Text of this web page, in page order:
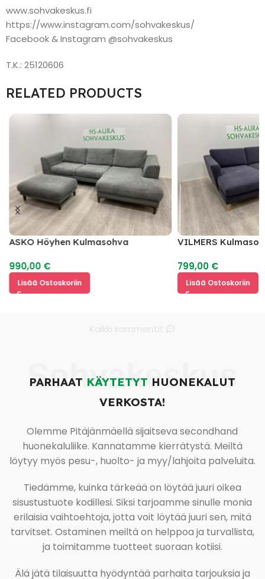
www.sohvakeskus.fi
https://www.instagram.com/sohvakeskus/
Facebook & Instagram @sohvakeskus
T.K.: 25120606
RELATED PRODUCTS
ASKO Höyhen Kulmasohva
990,00 €
Lisää Ostoskoriin
VILMERS
799,00 €
Lisää Ostoskoriin
Sohvakeskus
PARHAAT KÄYTETYT HUONEKALUT
VERKOSTA!
Olemme Pitäjänmäellä sijaitseva secondhand
huonekaluliike. Kannatamme kierrätystä. Meiltä
löytyy myös pesu-, huolto- ja myy/lahjoita palveluita.
Tiedämme, kuinka tärkeää on löytää juuri oikea
sisustustuote kodillesi. Siksi tarjoamme sinulle monia
erilaisia vaihtoehtoja, jotta voit löytää juuri sen, mitä
tarvitset. Ostaminen meiltä on helppoa ja turvallista,
ja toimitamme tuotteet suoraan kotiisi.
Älä jätä tilaisuutta hyödyntää parhaita tarjouksia ja